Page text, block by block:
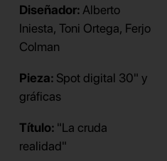
Diseñador:Alberto
Iniesta, Toni Ortega, Ferjo
Colman
Pieza: Spot digital 30" y
gráficas
Título: "La cruda
realidad"